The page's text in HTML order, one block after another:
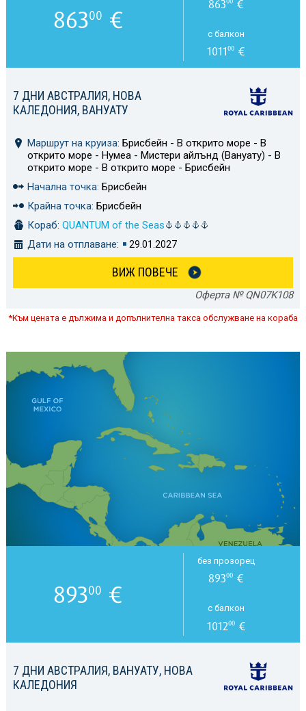
7 ДНИ АВСТРАЛИЯ, НОВА
КАЛЕДОНИЯ, ВАНУАТУ
Маршрут на круиза: Брисбейн - В открито море - В
открито море - Нумеа - Мистери айлънд (Вануату) - В
открито море - В открито море - Брисбейн
Начална точка: Брисбейн
Крайна точка: Брисбейн
Кораб: QUANTUM of the Seas
Дати на отплаване:
29.01.2027
ВИЖ ПОВЕЧЕ
Оферта № QN07K108
86300 €
863 €
с балкон
101100 €
*Към цената е дължима и допълнителна такса обслужване на кораба
7 ДНИ АВСТРАЛИЯ, ВАНУАТУ, НОВА
КАЛЕДОНИЯ
89300 €
без прозорец
89300 €
с балкон
101200€